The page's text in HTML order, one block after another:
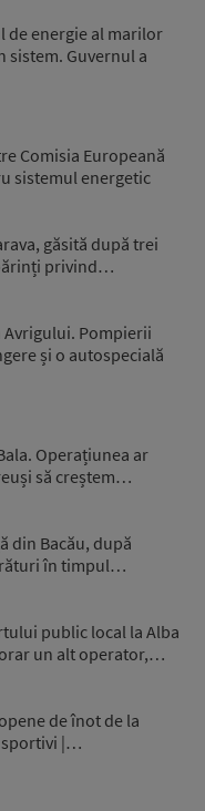
de energie al marilor
sistem. Guvernul a
Comisia Europeană
sistemul energetic
găsită după trei
privind…
Avrigului. Pompierii
și o autospecială
Operațiunea ar
să creștem…
din Bacău, după
în timpul…
public local la Alba
un alt operator,…
de înot de la
sportivi |…